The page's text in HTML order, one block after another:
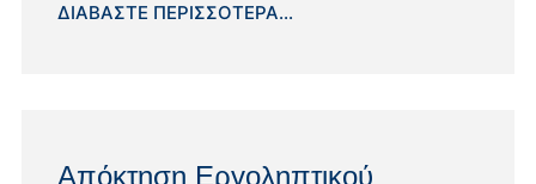
ΔΙΑΒΆΣΤΕ ΠΕΡΙΣΣΌΤΕΡΑ...
Απόκτηση Εργοληπτικού